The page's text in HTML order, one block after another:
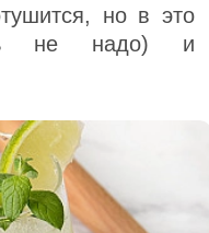
но в это
не надо) и